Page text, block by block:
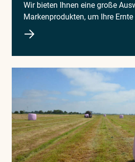
Wir bieten Ihnen eine große
Markenprodukten, um Ihre